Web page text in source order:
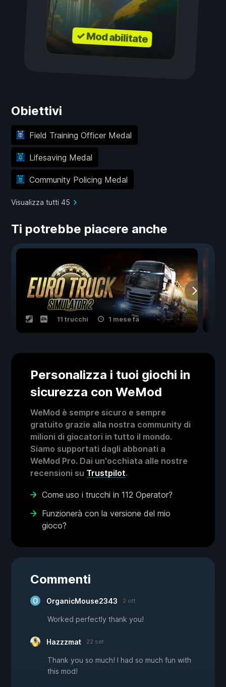
✓ Mod abilitate
Obiettivi
Field Training Officer Medal
Lifesaving Medal
Community Policing Medal
Visualizza tutti 45
Ti potrebbe piacere anche
11 trucchi 1 mese fa
Personalizza i tuoi giochi in
sicurezza con WeMod
WeMod è sempre sicuro e sempre
gratuito grazie alla nostra community di
milioni di giocatori in tutto il mondo.
Siamo supportati dagli abbonati a
WeMod Pro. Dai un'occhiata alle nostre
recensioni su Trustpilot.
Come uso i trucchi in 112 Operator?
Funzionerà con la versione del mio
gioco?
Commenti
OrganicMouse2343 2 ott
Worked perfectly thank you!
Hazzzmat 22 set
Thank you so much! I had so much fun with
this mod!